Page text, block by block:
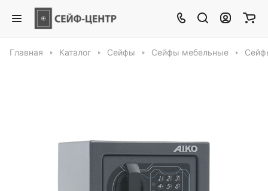
Главная Каталог Сейфы Сейфы мебельные